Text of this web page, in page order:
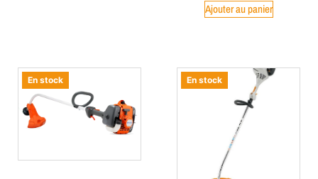
Ajouter au panier
En stock En stock